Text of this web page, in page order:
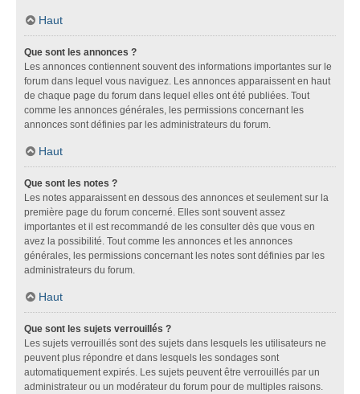
Haut
Que sont les annonces ?
Les annonces contiennent souvent des informations importantes sur le
forum dans lequel vous naviguez. Les annonces apparaissent en haut
de chaque page du forum dans lequel elles ont été publiées. Tout
comme les annonces générales, les permissions concernant les
annonces sont définies par les administrateurs du forum.
Haut
Que sont les notes ?
Les notes apparaissent en dessous des annonces et seulement sur la
première page du forum concerné. Elles sont souvent assez
importantes et il est recommandé de les consulter dès que vous en
avez la possibilité. Tout comme les annonces et les annonces
générales, les permissions concernant les notes sont définies par les
administrateurs du forum.
Haut
Que sont les sujets verrouillés ?
Les sujets verrouillés sont des sujets dans lesquels les utilisateurs ne
peuvent plus répondre et dans lesquels les sondages sont
automatiquement expirés. Les sujets peuvent être verrouillés par un
administrateur ou un modérateur du forum pour de multiples raisons.